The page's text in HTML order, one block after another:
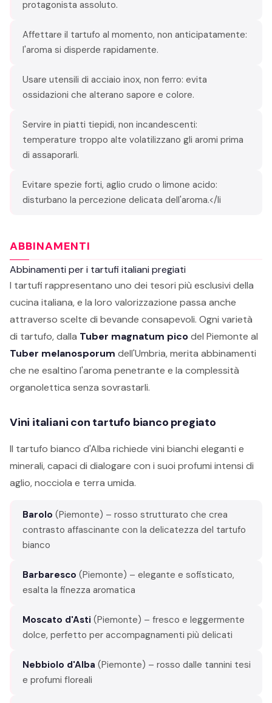
protagonista assoluto.
Affettare il tartufo al momento, non anticipatamente:
l'aroma si disperde rapidamente.
Usare utensili di acciaio inox, non ferro: evita
ossidazioni che alterano sapore e colore.
Servire in piatti tiepidi, non incandescenti:
temperature troppo alte volatilizzano gli aromi prima
di assaporarli.
Evitare spezie forti, aglio crudo o limone acido:
disturbano la percezione delicata dell'aroma.</li
ABBINAMENTI
Abbinamenti per i tartufi italiani pregiati
I tartufi rappresentano uno dei tesori più esclusivi della
cucina italiana, e la loro valorizzazione passa anche
attraverso scelte di bevande consapevoli. Ogni varietà
di tartufo, dalla Tuber magnatum picodel Piemonte al
Tuber melanosporum dell'Umbria, merita abbinamenti
che ne esaltino l'aroma penetrante e la complessità
organolettica senza sovrastarli.
Vini italiani con tartufo bianco pregiato
Il tartufo bianco d'Alba richiede vini bianchi eleganti e
minerali, capaci di dialogare con i suoi profumi intensi di
aglio, nocciola e terra umida.
Barolo (Piemonte) – rosso strutturato che crea
contrasto affascinante con la delicatezza del tartufo
bianco
Barbaresco (Piemonte) – elegante e sofisticato,
esalta la finezza aromatica
Moscato d'Asti (Piemonte) – fresco e leggermente
dolce, perfetto per accompagnamenti più delicati
Nebbiolo d'Alba (Piemonte) – rosso dalle tannini tesi
e profumi floreali